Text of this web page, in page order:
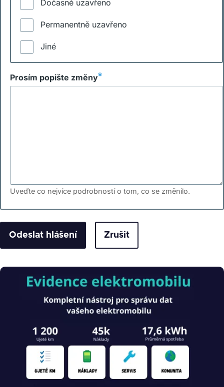
Dočasně uzavřeno
Permanentně uzavřeno
Jiné
Prosím popište změny
Uveďte co nejvíce podrobností o tom, co se změnilo.
Zrušit
Obrázek